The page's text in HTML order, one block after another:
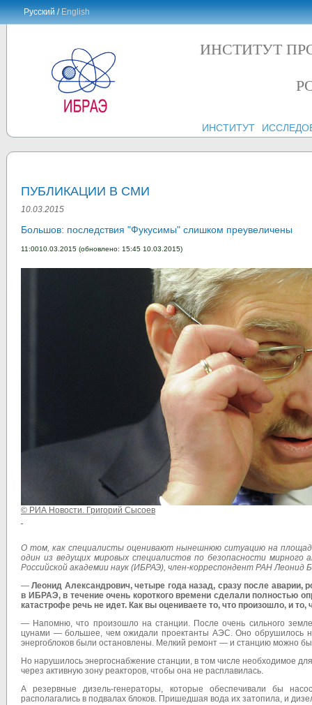
Русский /English
ИНСТИТУТ
ИНСТИТУТ
ПУБЛИКАЦИИ В СМИ
10.03.2015
Большов: последствия "Фукусимы" слишком преувеличены
11:0010.03.2015 (обновлено: 15:45 10.03.2015)
© РИА Новости. Григорий Сысоев
О том, как специалисты оценивают нынешнюю ситуацию на
один из ведущих мировых специалистов по безопасности
Российской академии наук (ИБРАЭ), член-корреспондент РАН Леонид
—Леонид Александрович, четыре года назад, сразу после аварии,
в ИБРАЭ, в течение очень короткого времени сделали полностью
катастрофе речь не идет. Как вы оцениваете то, что произошло, и
— Напомню, что произошло на станции. После очень сильного
цунами — большее, чем ожидали проектанты АЭС. Оно обрушилось
энергоблоков были остановлены. Мелкий ремонт — и станцию можно
Но нарушилось энергоснабжение станции, в том числе необходимое
через активную зону реакторов, чтобы она не расплавилась.
А резервные дизель-генераторы, которые обеспечивали бы
располагались в подвалах блоков. Пришедшая вода их затопила, и